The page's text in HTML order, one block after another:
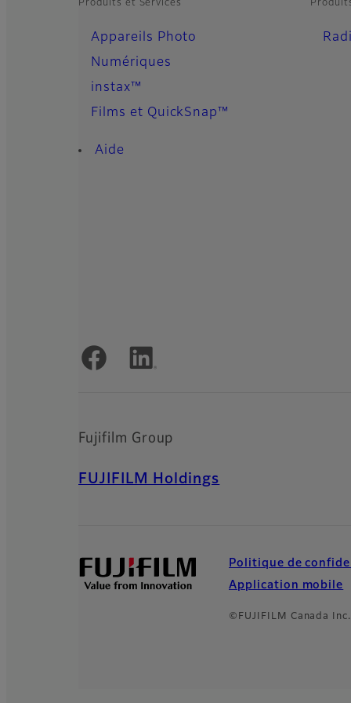
Produits et Services
Appareils Photo
Numériques
instax™
Films et QuickSnap™
Aide
Official Social Media Accounts
Fujifilm Group
FUJIFILM Holdings
Politique de
Application mobile
©FUJIFILM Canada Inc.